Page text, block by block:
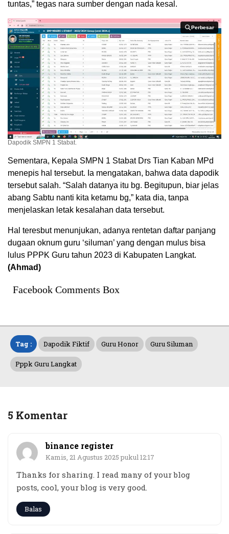
tuntas,” tegas nara sumber dengan nada kesal.
Perbesar
Perbesar
Dapodik SMPN 1 Stabat.
Sementara, Kepala SMPN 1 Stabat Drs Tian Kaban MPd
menepis hal tersebut. Ia mengatakan, bahwa data dapodik
tersebut salah. “Salah datanya itu bg. Begitupun, biar jelas
abang Sabtu nanti kita ketamu bg,” kata dia, tanpa
menjelaskan letak kesalahan data tersebut.
Hal teresbut menunjukan, adanya rentetan daftar panjang
dugaan oknum guru ‘siluman’ yang dengan mulus bisa
lulus PPPK Guru tahun 2023 di Kabupaten Langkat.
(Ahmad)
Facebook Comments Box
Tag : Dapodik Fiktif Guru Honor Guru Siluman
Pppk Guru Langkat
5 Komentar
binance register
Kamis, 21 Agustus 2025 pukul 12:17
Thanks for sharing. I read many of your blog
posts, cool, your blog is very good.
Balas